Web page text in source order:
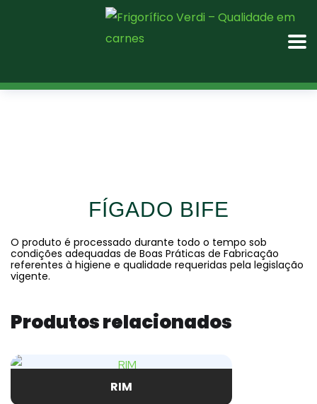
FÍGADO BIFE
O produto é processado durante todo o tempo sob
condições adequadas de Boas Práticas de Fabricação
referentes à higiene e qualidade requeridas pela legislação
vigente.
Produtos relacionados
RIM